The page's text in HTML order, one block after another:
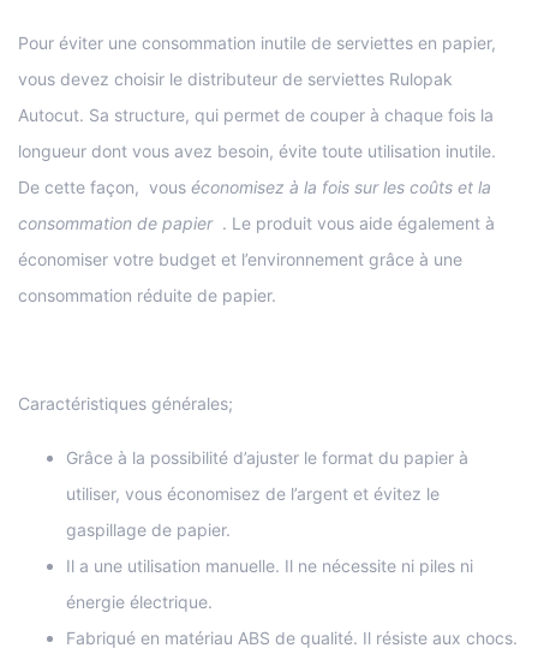
Pour éviter une consommation inutile de serviettes en papier,
vous devez choisir le distributeur de serviettes Rulopak
Autocut. Sa structure, qui permet de couper à chaque fois la
longueur dont vous avez besoin, évite toute utilisation inutile.
De cette façon, vous économisez à la fois sur les coûts et la
consommation de papier. Le produit vous aide également à
économiser votre budget et l’environnement grâce à une
consommation réduite de papier.
Caractéristiques générales;
Grâce à la possibilité d’ajuster le format du papier à
utiliser, vous économisez de l’argent et évitez le
gaspillage de papier.
Il a une utilisation manuelle. Il ne nécessite ni piles ni
énergie électrique.
Fabriqué en matériau ABS de qualité. Il résiste aux chocs.